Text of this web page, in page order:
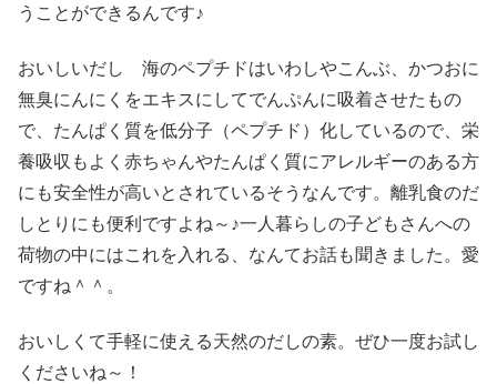
うことができるんです♪
おいしいだし 海のペプチドはいわしやこんぶ、かつおに
無臭にんにくをエキスにしてでんぷんに吸着させたもの
で、たんぱく質を低分子（ペプチド）化しているので、栄
養吸収もよく赤ちゃんやたんぱく質にアレルギーのある方
にも安全性が高いとされているそうなんです。離乳食のだ
しとりにも便利ですよね～♪一人暮らしの子どもさんへの
荷物の中にはこれを入れる、なんてお話も聞きました。愛
ですね＾＾。
おいしくて手軽に使える天然のだしの素。ぜひ一度お試し
くださいね～！